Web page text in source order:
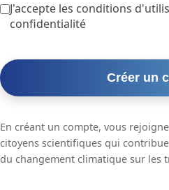
J'accepte les conditions
confidentialité
Créer un
En créant un compte, vous
citoyens scientifiques qui
du changement climatique sur les